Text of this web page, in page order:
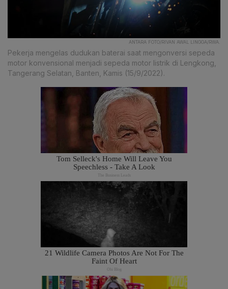
ANTARA FOTO/RIVAN AWAL LINGGA/RWA.
Pekerja mengelas dudukan baterai saat mengonversi sepeda
motor konvensional menjadi sepeda motor listrik di Lengkong,
Tangerang Selatan, Banten, Kamis (15/9/2022).